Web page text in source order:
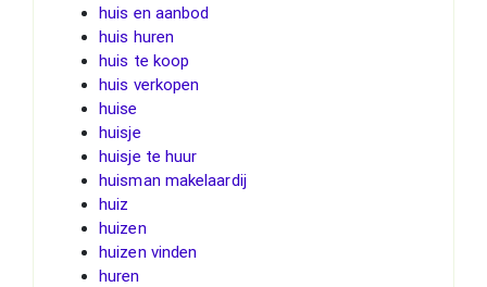
huis en aanbod
huis huren
huis te koop
huis verkopen
huise
huisje
huisje te huur
huisman makelaardij
huiz
huizen
huizen vinden
huren